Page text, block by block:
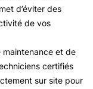
d’éviter des
de vos
maintenance et de
certifiés
sur site pour